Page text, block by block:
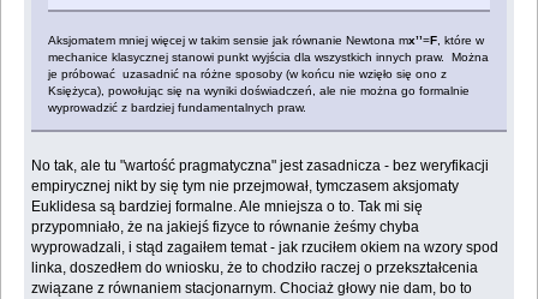
Aksjomatem mniej więcej w takim sensie jak równanie Newtona mx’’=F , które w
mechanice klasycznej stanowi punkt wyjścia dla wszystkich innych praw. Można
je próbować uzasadnić na różne sposoby (w końcu nie wzięło się ono z
Księżyca), powołując się na wyniki doświadczeń, ale nie można go formalnie
wyprowadzić z bardziej fundamentalnych praw.
No tak, ale tu "wartość pragmatyczna" jest zasadnicza - bez weryfikacji
empirycznej nikt by się tym nie przejmował, tymczasem aksjomaty
Euklidesa są bardziej formalne. Ale mniejsza o to. Tak mi się
przypomniało, że na jakiejś fizyce to równanie żeśmy chyba
wyprowadzali, i stąd zagaiłem temat - jak rzuciłem okiem na wzory spod
linka, doszedłem do wniosku, że to chodziło raczej o przekształcenia
związane z równaniem stacjonarnym. Chociaż głowy nie dam, bo to